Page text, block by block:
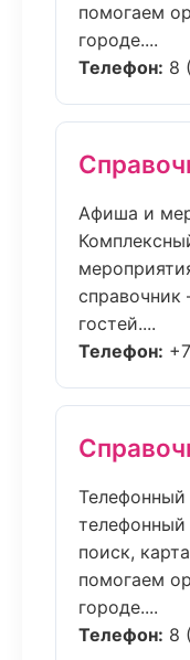
помогаем
городе....
Телефон: 8
Афиша и
гостей....
Телефон:
Телефонный
телефонный
поиск,
помогаем
городе....
Телефон: 8